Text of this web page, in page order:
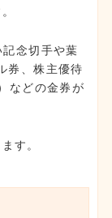
念切手や葉
券、株主優待
などの金券が
す。